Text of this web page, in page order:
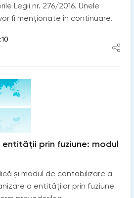
Legii nr. 276/2016. Unele
fi menționate în continuare.
entității prin fuziune: modul
și modul de contabilizare a
a entităților prin fuziune